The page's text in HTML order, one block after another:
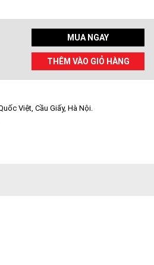
MUA NGAY
THÊM VÀO GIỎ HÀNG
Việt, Cầu Giấy, Hà Nội.